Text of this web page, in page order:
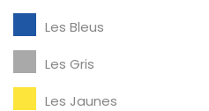
Les Bleus
Les Gris
Les Jaunes